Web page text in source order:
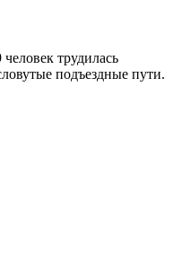
трудилась
подъездные пути.